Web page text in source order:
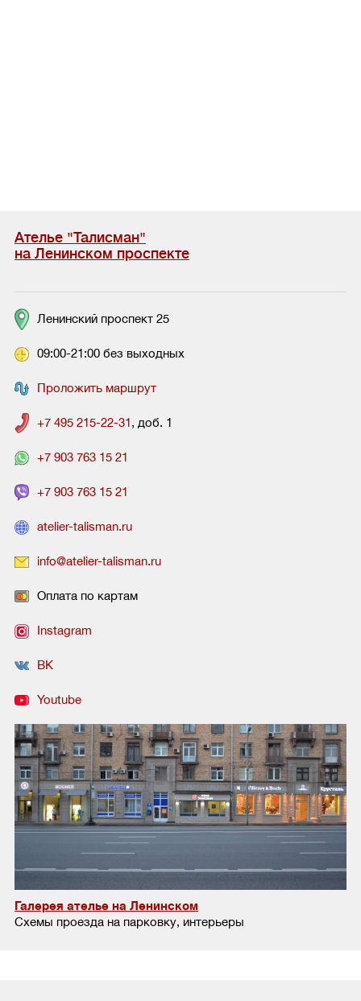
Ателье "Талисман"
на Ленинском проспекте
Ленинский проспект 25
09:00-21:00 без выходных
Проложить маршрут
+7 495 215-22-31 , доб. 1
+7 903 763 15 21
+7 903 763 15 21
atelier-talisman.ru
info@atelier-talisman.ru
Оплата по картам
Instagram
ВК
Youtube
Галерея ателье на Ленинском
Схемы проезда на парковку, интерьеры